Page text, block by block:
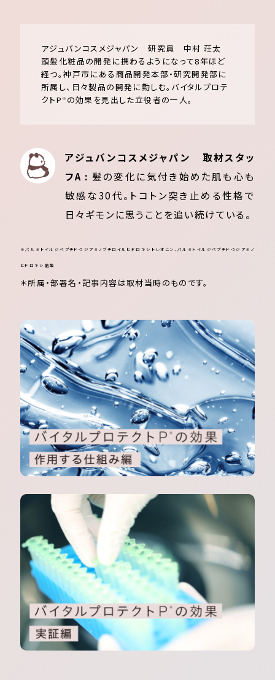
アジュバンコスメジャパン 研究員 中村 荘太
頭髪化粧品の開発に携わるようになって8年ほど
経つ。神戸市にある商品開発本部・研究開発部に
所属し、日々製品の開発に勤しむ。バイタルプロテ
クトP ※ の効果を見出した立役者の一人。
アジュバンコスメジャパン 取材スタッ
フA : 髪の変化に気付き始めた肌も心も
敏感な30代。トコトン突き止める性格で
日々ギモンに思うことを追い続けている。
※パルミトイルジペプチド-5ジアミノブチロイルヒドロキシトレオニン、パルミトイルジペプチド-5ジアミノ
ヒドロキシ酪酸
＊所属・部署名・記事内容は取材当時のものです。